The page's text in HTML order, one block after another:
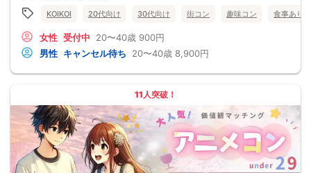
KOIKOI 20代向け 30代向け 街コン 趣味コン 食事あり
女性 受付中 20〜40歳 900円
男性 キャンセル待ち 20〜40歳 8,900円
11人突破！